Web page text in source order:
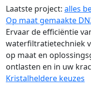
Laatste project: alles
Op maat gemaakte
Ervaar de efficiëntie
waterfiltratietechniek
op maat en
ontlasten en in uw
Kristalheldere keuzes